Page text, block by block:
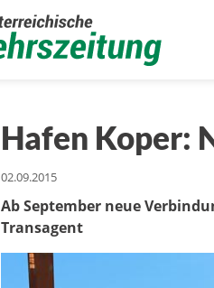
Hafen Koper:
02.09.2015
Ab September neue
Transagent